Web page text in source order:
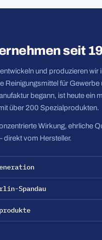
seit
und produzieren wir
Reinigungsmittel für Gewerbe
begann, ist heute ein
über 200 Spezialprodukten.
Wirkung, ehrliche
vom Hersteller.
Spandau